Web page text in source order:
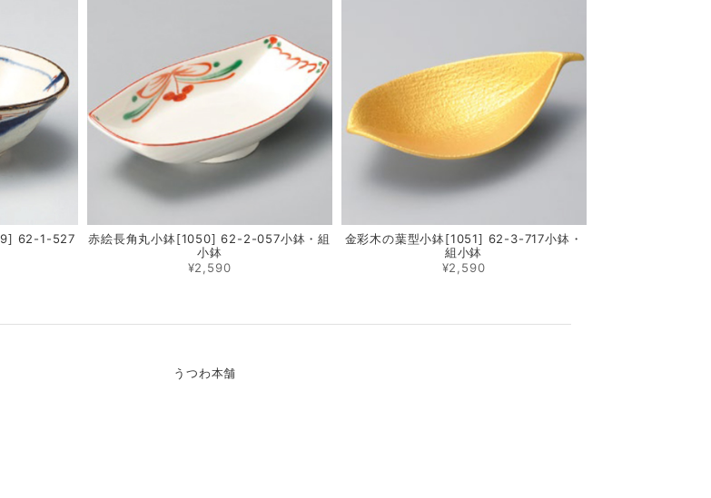
62-1-527
赤絵長角丸小鉢[1050] 62-2-057小鉢・組
小鉢
¥2,590
金彩木の葉型小鉢[1051] 62-3-717小鉢・
組小鉢
¥2,590
うつわ本舗